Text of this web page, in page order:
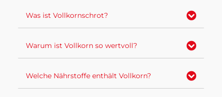
Was ist Vollkornschrot?
Warum ist Vollkorn so wertvoll?
Welche Nährstoffe enthält Vollkorn?